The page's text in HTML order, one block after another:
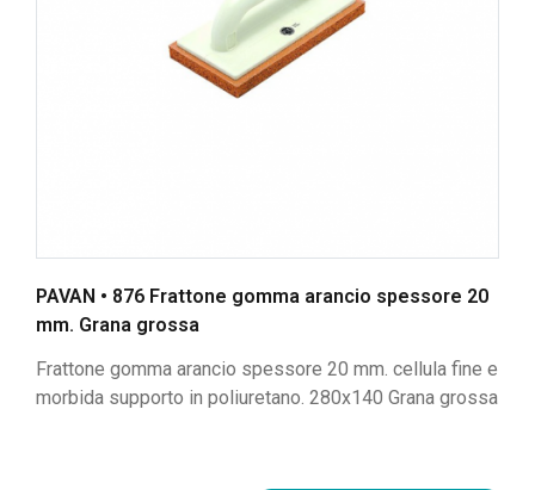
PAVAN • 876 Frattone gomma arancio spessore 20
mm. Grana grossa
Frattone gomma arancio spessore 20 mm. cellula fine e
morbida supporto in poliuretano. 280x140 Grana grossa